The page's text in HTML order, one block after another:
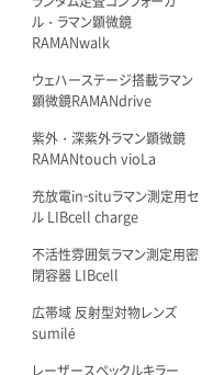
ル・ラマン顕微鏡
RAMANwalk
ウェハーステージ搭載ラマン
顕微鏡RAMANdrive
紫外・深紫外ラマン顕微鏡
RAMANtouch vioLa
充放電in-situラマン測定用セ
ル LIBcell charge
不活性雰囲気ラマン測定用密
閉容器 LIBcell
広帯域 反射型対物レンズ
sumilé
レーザースペックルキラー